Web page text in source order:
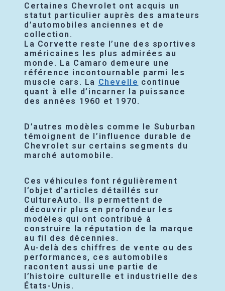
Certaines Chevrolet ont acquis un
statut particulier auprès des amateurs
d’automobiles anciennes et de
collection.
La Corvette reste l’une des sportives
américaines les plus admirées au
monde. La Camaro demeure une
référence incontournable parmi les
muscle cars. La Chevelle continue
quant à elle d’incarner la puissance
des années 1960 et 1970.
D’autres modèles comme le Suburban
témoignent de l’influence durable de
Chevrolet sur certains segments du
marché automobile.
Ces véhicules font régulièrement
l’objet d’articles détaillés sur
CultureAuto. Ils permettent de
découvrir plus en profondeur les
modèles qui ont contribué à
construire la réputation de la marque
au fil des décennies.
Au-delà des chiffres de vente ou des
performances, ces automobiles
racontent aussi une partie de
l’histoire culturelle et industrielle des
États-Unis.